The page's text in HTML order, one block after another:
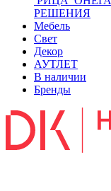
РЕШЕНИЯ
Мебель
Свет
Декор
АУТЛЕТ
В наличии
Бренды